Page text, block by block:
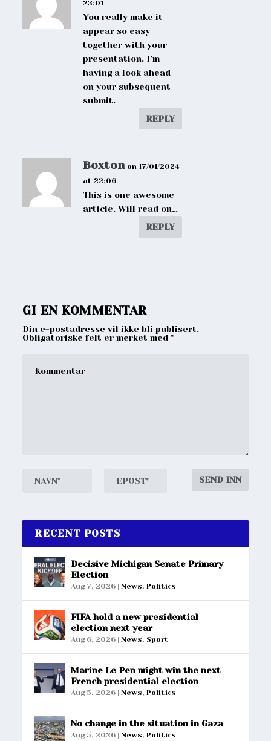
23:01
You really make it
appear so easy
together with your
presentation. I’m
having a look ahead
on your subsequent
submit.
REPLY
Boxton on 17/01/2024
at 22:06
This is one awesome
article. Will read on…
REPLY
GI EN KOMMENTAR
Din e-postadresse vil ikke bli publisert.
Obligatoriske felt er merket med*
RECENT POSTS
Decisive Michigan Senate Primary
Election
Aug 7, 2026 |News,Politics
FIFA hold a new presidential
election next year
Aug 6, 2026 |News, Sport
Marine Le Pen might win the next
French presidential election
Aug 5, 2026 |News,Politics
No change in the situation in Gaza
Aug 5, 2026 |News,Politics